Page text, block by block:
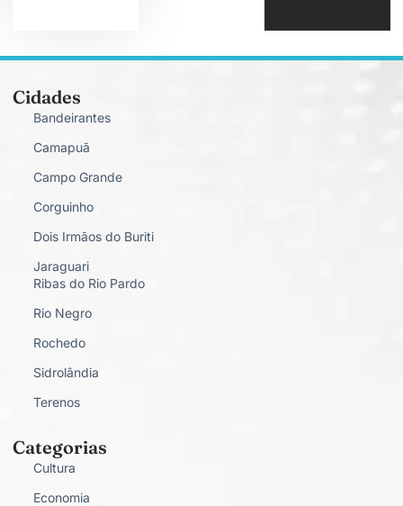
Cidades
Bandeirantes
Camapuã
Campo Grande
Corguinho
Dois Irmãos do Buriti
Jaraguari
Ribas do Rio Pardo
Rio Negro
Rochedo
Sidrolândia
Terenos
Categorias
Cultura
Economia